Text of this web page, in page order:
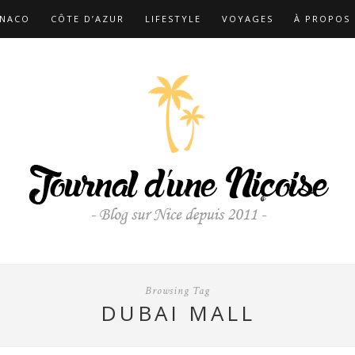
CÔTE D’AZUR LIFESTYLE VOYAGES À PROPOS
Browsing Tag
DUBAI MALL